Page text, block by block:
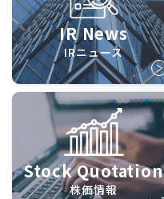
IR News
IRニュース
Stock Quotation
株価情報